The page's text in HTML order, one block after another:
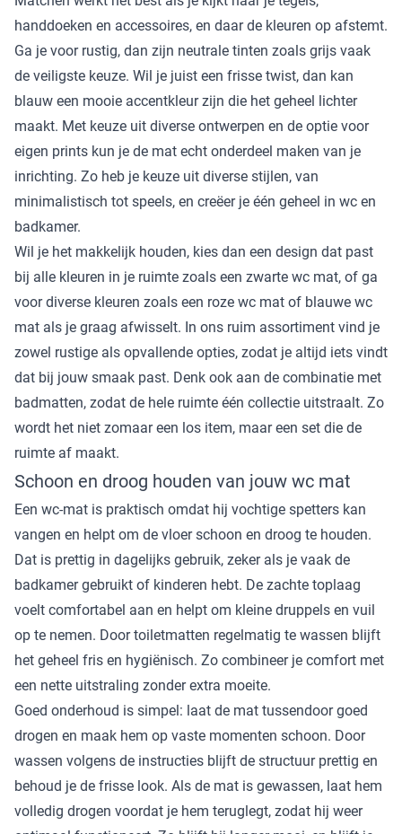
handdoeken en accessoires, en daar de kleuren op afstemt.
Ga je voor rustig, dan zijn neutrale tinten zoals grijs vaak
de veiligste keuze. Wil je juist een frisse twist, dan kan
blauw een mooie accentkleur zijn die het geheel lichter
maakt. Met keuze uit diverse ontwerpen en de optie voor
eigen prints kun je de mat echt onderdeel maken van je
inrichting. Zo heb je keuze uit diverse stijlen, van
minimalistisch tot speels, en creëer je één geheel in wc en
badkamer.
Wil je het makkelijk houden, kies dan een design dat past
bij alle kleuren in je ruimte zoals een zwarte wc mat, of ga
voor diverse kleuren zoals een roze wc mat of blauwe wc
mat als je graag afwisselt. In ons ruim assortiment vind je
zowel rustige als opvallende opties, zodat je altijd iets vindt
dat bij jouw smaak past. Denk ook aan de combinatie met
badmatten, zodat de hele ruimte één collectie uitstraalt. Zo
wordt het niet zomaar een los item, maar een set die de
ruimte af maakt.
Schoon en droog houden van jouw wc mat
Een wc-mat is praktisch omdat hij vochtige spetters kan
vangen en helpt om de vloer schoon en droog te houden.
Dat is prettig in dagelijks gebruik, zeker als je vaak de
badkamer gebruikt of kinderen hebt. De zachte toplaag
voelt comfortabel aan en helpt om kleine druppels en vuil
op te nemen. Door toiletmatten regelmatig te wassen blijft
het geheel fris en hygiënisch. Zo combineer je comfort met
een nette uitstraling zonder extra moeite.
Goed onderhoud is simpel: laat de mat tussendoor goed
drogen en maak hem op vaste momenten schoon. Door
wassen volgens de instructies blijft de structuur prettig en
behoud je de frisse look. Als de mat is gewassen, laat hem
volledig drogen voordat je hem teruglegt, zodat hij weer